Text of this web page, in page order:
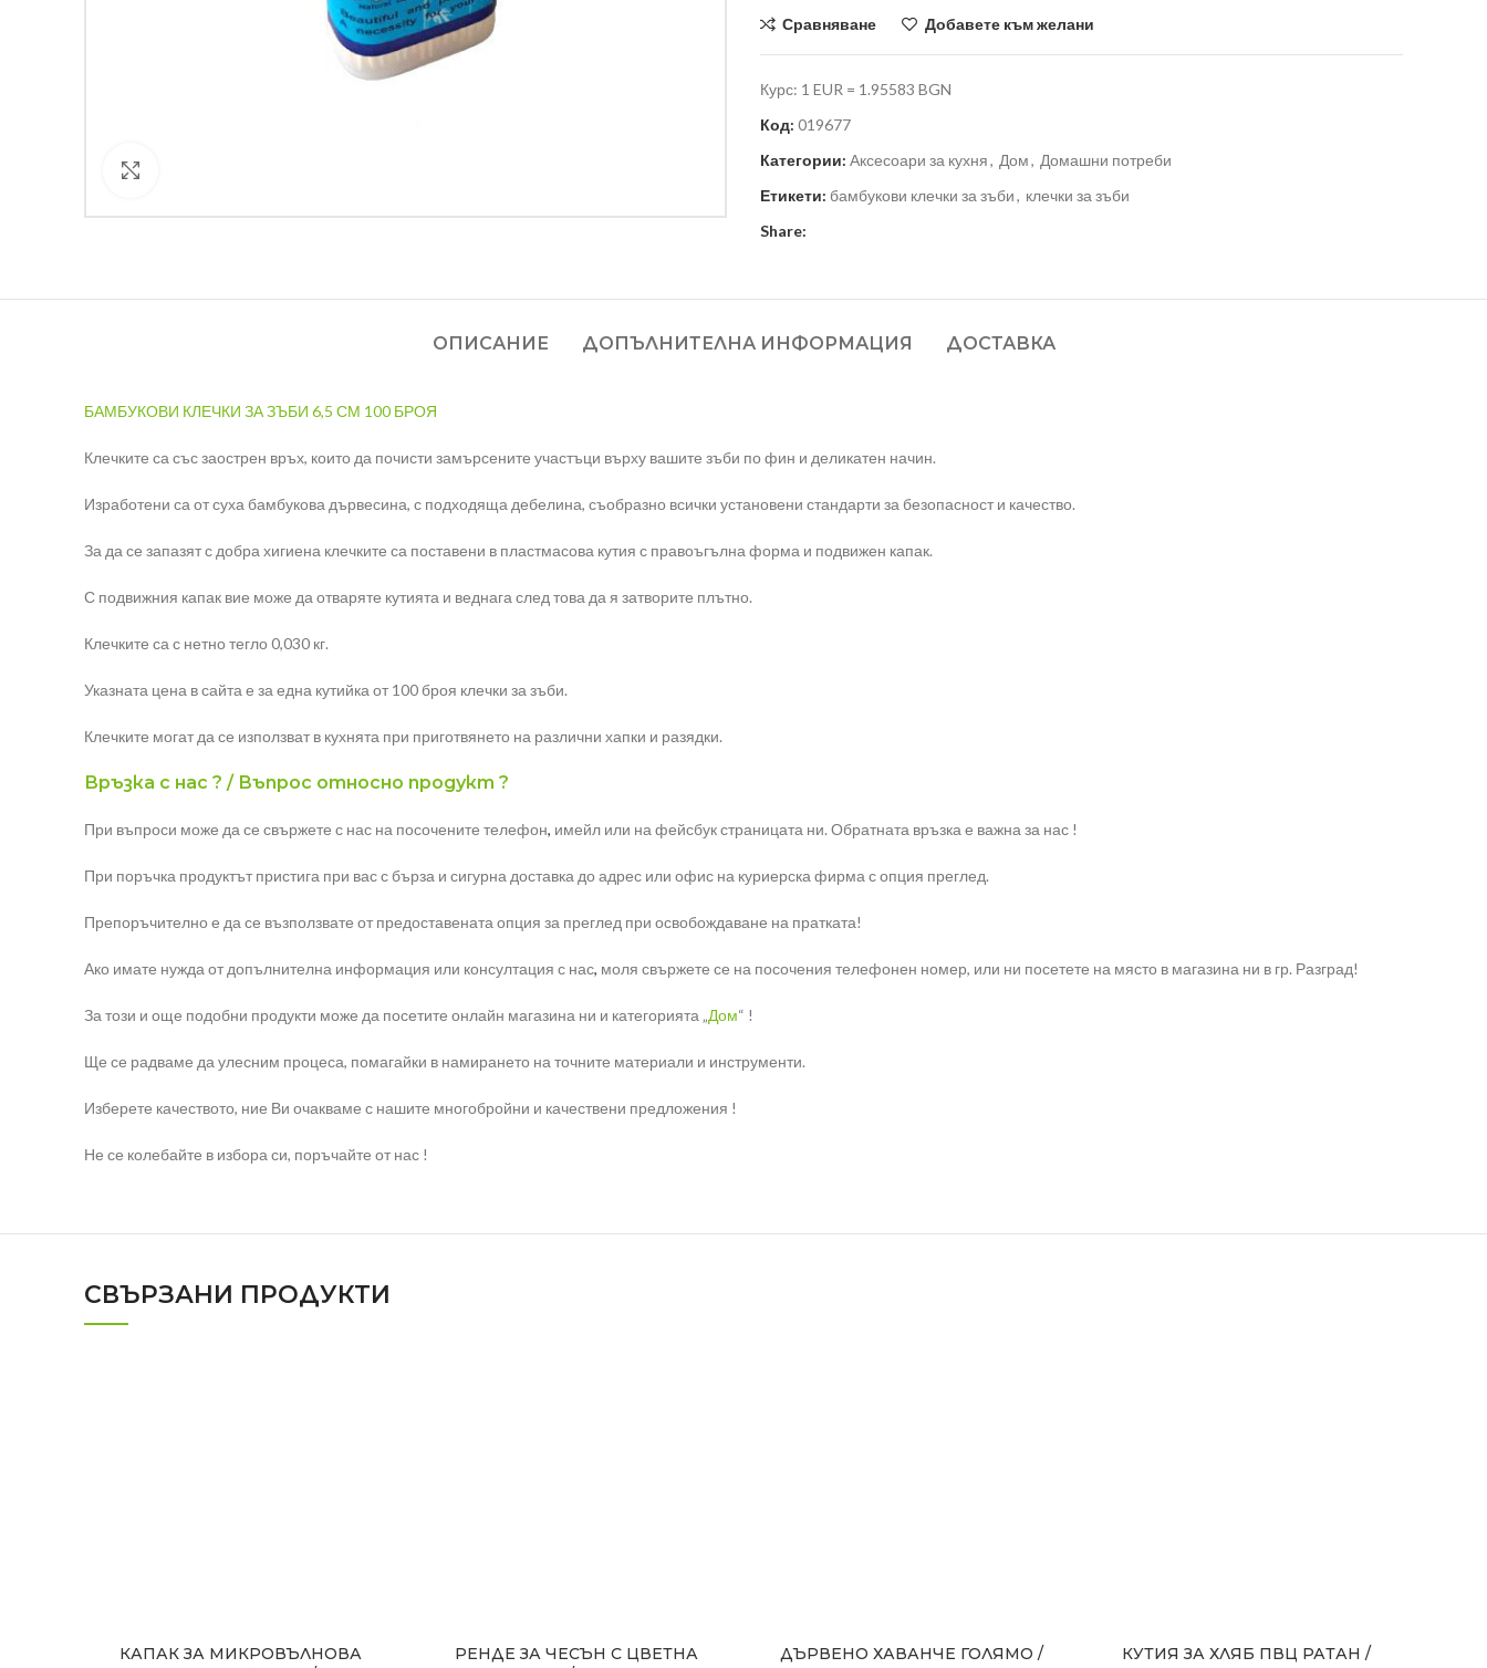
Сравняване Добавете към желани
Курс: 1 EUR = 1.95583 BGN
Код: 019677
Категории: Аксесоари за кухня, Дом, Домашни потреби
Етикети: бамбукови клечки за зъби, клечки за зъби
Share:
ОПИСАНИЕ ДОПЪЛНИТЕЛНА ИНФОРМАЦИЯ ДОСТАВКА
БАМБУКОВИ КЛЕЧКИ ЗА ЗЪБИ 6,5 СМ 100 БРОЯ
Клечките са със заострен връх, които да почисти замърсените участъци върху вашите зъби по фин и деликатен начин.
Изработени са от суха бамбукова дървесина, с подходяща дебелина, съобразно всички установени стандарти за безопасност и качество.
За да се запазят с добра хигиена клечките са поставени в пластмасова кутия с правоъгълна форма и подвижен капак.
С подвижния капак вие може да отваряте кутията и веднага след това да я затворите плътно.
Клечките са с нетно тегло 0,030 кг.
Указната цена в сайта е за една кутийка от 100 броя клечки за зъби.
Клечките могат да се използват в кухнята при приготвянето на различни хапки и разядки.
Връзка с нас ? / Въпрос относно продукт ?
При въпроси може да се свържете с нас на посочените телефон, имейл или на фейсбук страницата ни. Обратната връзка е важна за нас !
При поръчка продуктът пристига при вас с бърза и сигурна доставка до адрес или офис на куриерска фирма с опция преглед.
Препоръчително е да се възползвате от предоставената опция за преглед при освобождаване на пратката!
Ако имате нужда от допълнителна информация или консултация с нас, моля свържете се на посочения телефонен номер, или ни посетете на място в магазина ни в гр. Разград!
За този и още подобни продукти може да посетите онлайн магазина ни и категорията „Дом“ !
Ще се радваме да улесним процеса, помагайки в намирането на точните материали и инструменти.
Изберете качеството, ние Ви очакваме с нашите многобройни и качествени предложения !
Не се колебайте в избора си, поръчайте от нас !
СВЪРЗАНИ ПРОДУКТИ
КАПАК ЗА МИКРОВЪЛНОВА
РЕНДЕ ЗА ЧЕСЪН С ЦВЕТНА
ДЪРВЕНО ХАВАНЧЕ ГОЛЯМО /
КУТИЯ ЗА ХЛЯБ ПВЦ РАТАН /